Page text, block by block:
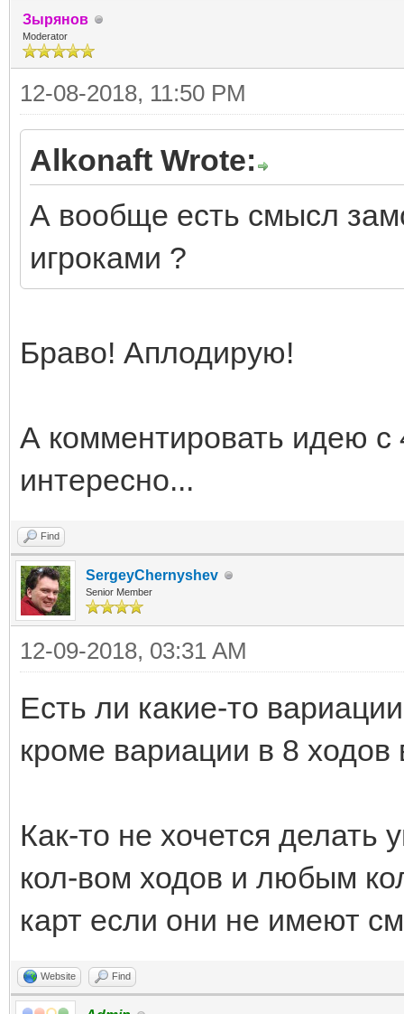
Зырянов
Moderator
12-08-2018, 11:50 PM
Alkonaft Wrote:
А вообще есть смысл
игроками ?
Браво! Аплодирую!
А комментировать идею с
интересно...
Find
SergeyChernyshev
Senior Member
12-09-2018, 03:31 AM
Есть ли какие-то
кроме вариации в 8 ходов
Как-то не хочется
кол-вом ходов и любым
карт если они не имеют
Website Find